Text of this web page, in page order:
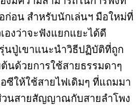
ก่อน สำหรับนักเล่นฯ มือใหม่ที่
องว่าจะฟังแยกแยะได้ดี
นปู่เขาแนะนำวิธีปฏิบัติที่ถูก
ต้นด้วยการใช้สายธรรมดาๆ
ซีให้ใช้สายไฟเดิมๆ ที่แถมมา
วนสายสัญญาณกับสายลำโพง